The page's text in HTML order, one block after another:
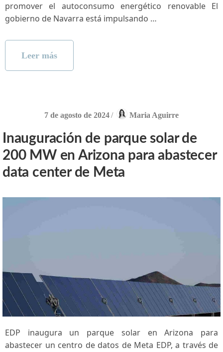
promover el autoconsumo energético renovable El
gobierno de Navarra está impulsando …
Leer más
7 de agosto de 2024/ Maria Aguirre
Inauguración de parque solar de
200 MW en Arizona para abastecer
data center de Meta
EDP⁣ inaugura un‍ parque solar en Arizona para
abastecer un⁢ centro de datos de Meta EDP, a través‍ de